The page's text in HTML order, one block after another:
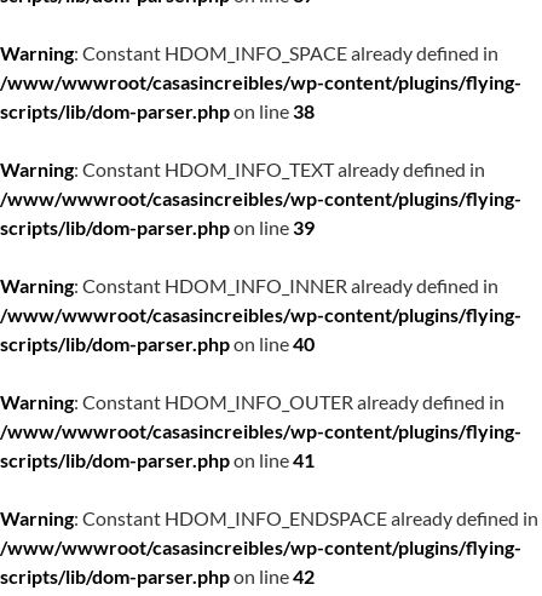
Warning: Constant HDOM_INFO_SPACE already defined in
/www/wwwroot/casasincreibles/wp-content/plugins/flying-
scripts/lib/dom-parser.phpon line38
Warning: Constant HDOM_INFO_TEXT already defined in
/www/wwwroot/casasincreibles/wp-content/plugins/flying-
scripts/lib/dom-parser.phpon line39
Warning: Constant HDOM_INFO_INNER already defined in
/www/wwwroot/casasincreibles/wp-content/plugins/flying-
scripts/lib/dom-parser.phpon line40
Warning: Constant HDOM_INFO_OUTER already defined in
/www/wwwroot/casasincreibles/wp-content/plugins/flying-
scripts/lib/dom-parser.phpon line41
Warning: Constant HDOM_INFO_ENDSPACE already defined in
/www/wwwroot/casasincreibles/wp-content/plugins/flying-
scripts/lib/dom-parser.phpon line42